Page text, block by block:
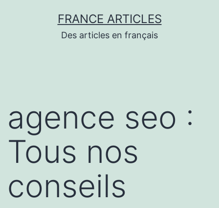
FRANCE ARTICLES
Des articles en français
agence seo :
Tous nos
conseils